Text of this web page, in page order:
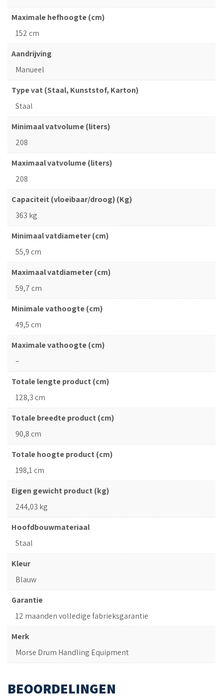
Maximale hefhoogte (cm)
152 cm
Aandrijving
Manueel
Type vat (Staal, Kunststof, Karton)
Staal
Minimaal vatvolume (liters)
208
Maximaal vatvolume (liters)
208
Capaciteit (vloeibaar/droog) (Kg)
363 kg
Minimaal vatdiameter (cm)
55,9 cm
Maximaal vatdiameter (cm)
59,7 cm
Minimale vathoogte (cm)
49,5 cm
Maximale vathoogte (cm)
–
Totale lengte product (cm)
128,3 cm
Totale breedte product (cm)
90,8 cm
Totale hoogte product (cm)
198,1 cm
Eigen gewicht product (kg)
244,03 kg
Hoofdbouwmateriaal
Staal
Kleur
Blauw
Garantie
12 maanden volledige fabrieksgarantie
Merk
Morse Drum Handling Equipment
BEOORDELINGEN